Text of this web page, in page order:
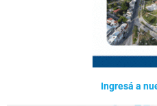
Ingresá a